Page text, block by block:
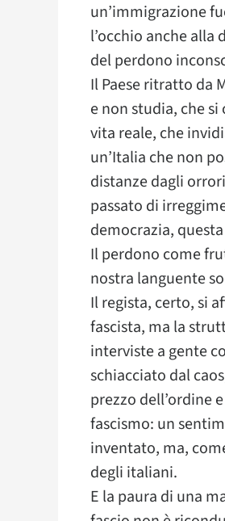
un’immigrazione
l’occhio anche
del perdono
Il Paese ritratto da
e non studia, che
vita reale, che
un’Italia che non
distanze dagli
passato di
democrazia,
Il perdono come
nostra languente
Il regista, certo, si
fascista, ma la
interviste a gente
schiacciato dal
prezzo dell’ordine
fascismo: un
inventato, ma,
degli italiani.
E la paura di una